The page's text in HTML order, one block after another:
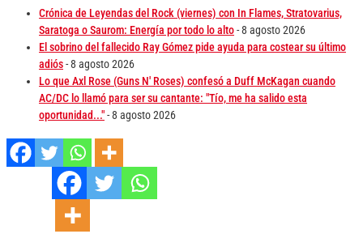
Crónica de Leyendas del Rock (viernes) con In Flames, Stratovarius,
Saratoga o Saurom: Energía por todo lo alto- 8 agosto 2026
El sobrino del fallecido Ray Gómez pide ayuda para costear su último
adiós- 8 agosto 2026
Lo que Axl Rose (Guns N' Roses) confesó a Duff McKagan cuando
AC/DC lo llamó para ser su cantante: "Tío, me ha salido esta
oportunidad..."- 8 agosto 2026